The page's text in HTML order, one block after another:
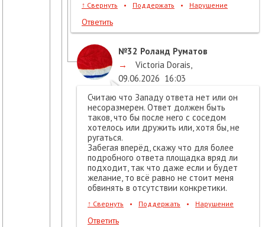
↑ Свернуть • Поддержать • Нарушение
Ответить
№32 Роланд Руматов
→
Victoria Dorais,
09.06.2026 16:03
Считаю что Западу ответа нет или он
несоразмерен. Ответ должен быть
таков, что бы после него с соседом
хотелось или дружить или, хотя бы, не
ругаться.
Забегая вперёд, скажу что для более
подробного ответа площадка вряд ли
подходит, так что даже если и будет
желание, то всё равно не стоит меня
обвинять в отсутствии конкретики.
↑ Свернуть • Поддержать • Нарушение
Ответить